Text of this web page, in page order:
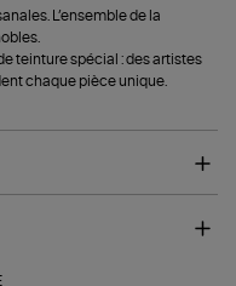
L’ensemble de la
teinture spécial : des artistes
chaque pièce unique.